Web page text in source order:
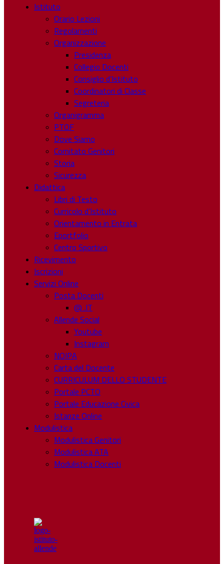
Istituto
Orario Lezioni
Regolamenti
Organizzazione
Presidenza
Collegio Docenti
Consiglio d’Istituto
Coordinatori di Classe
Segreteria
Organigramma
PTOF
Dove Siamo
Comitato Genitori
Storia
Sicurezza
Didattica
Libri di Testo
Curricolo d’Istituto
Orientamento in Entrata
Eportfolio
Centro Sportivo
Ricevimento
Iscrizioni
Servizi Online
Posta Docenti
@ .IT
Allende Social
Youtube
Instagram
NOIPA
Carta del Docente
CURRICULUM DELLO STUDENTE
Portale PCTO
Portale Educazione Civica
Istanze Online
Modulistica
Modulistica Genitori
Modulistica ATA
Modulistica Docenti